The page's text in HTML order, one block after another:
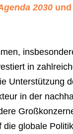
2030
in
Unterstützung
in der
globale